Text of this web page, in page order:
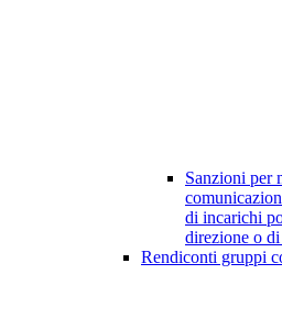
Sanzioni per
di incarichi
direzione o
Rendiconti gruppi